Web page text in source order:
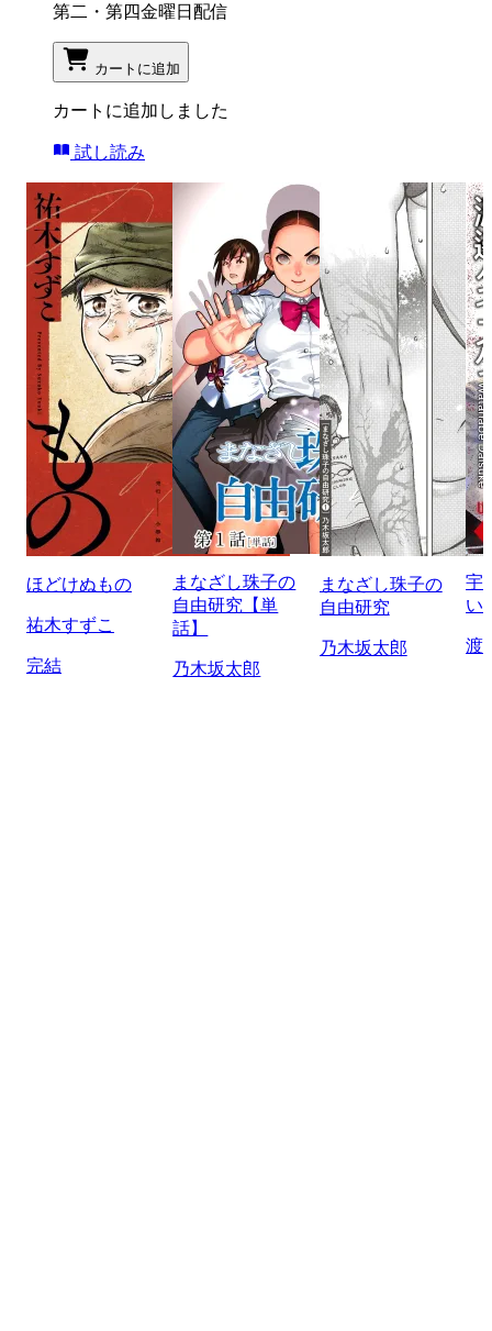
第二・第四金曜日配信
カートに追加
カートに追加しました
試し読み
ほどけぬもの
祐木すずこ
完結
まなざし珠子の
自由研究【単
話】
乃木坂太郎
まなざし珠子の
自由研究
乃木坂太郎
宇
い
渡